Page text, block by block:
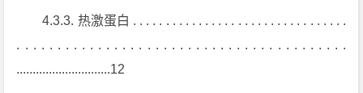
4.3.3. 热激蛋白 . . . . . . . . . . . . . . . . . . . . . . . . . . . . . . . . .
. . . . . . . . . . . . . . . . . . . . . . . . . . . . . . . . . . . . . . . . .
.............................12